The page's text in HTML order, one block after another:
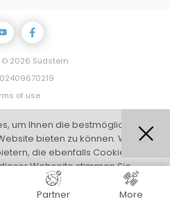
2026 Südstern
of use
Policy
Marketing Factory
Partner More
um Ihnen die bestmögliche
bieten zu können. Wir
die ebenfalls Cookies
Webseite stimmen Sie
Weitere Informationen